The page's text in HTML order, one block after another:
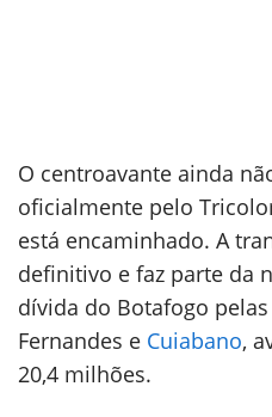
O centroavante ainda
oficialmente pelo
está encaminhado. A
definitivo e faz parte da
dívida do Botafogo pelas
Fernandes e Cuiabano,
20,4 milhões.